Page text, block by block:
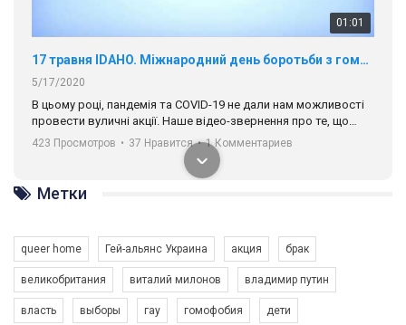
5/17/2020
В цьому році, пандемія та COVІD-19 не дали нам можливості
провести вуличні акції. Наше відео-звернення про те, що
навіть коли ми у різних містах та не можемо зустрінеться, ми
разом. Ми закликаємо всіх хто поділяє цінності рівності та
солідарності, приєднатися до нас. Регіональні підрозділи
ГАУ є в 16 областях України.
Разом наш голос лунає гучніше!
423 Просмотров 37 Нравится 1 Комментариев
Метки
queer home Гей-альянс Украина акция брак
великобритания виталий милонов владимир путин
власть выборы гау гомофобия дети